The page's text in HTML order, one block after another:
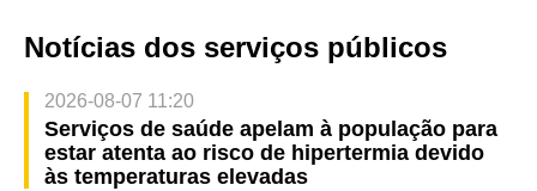
Notícias dos serviços públicos
2026-08-07 11:20
Serviços de saúde apelam à população para
estar atenta ao risco de hipertermia devido
às temperaturas elevadas